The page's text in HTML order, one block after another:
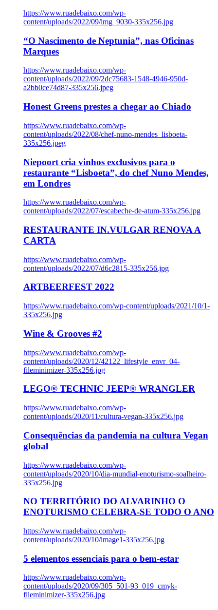
https://www.ruadebaixo.com/wp-
content/uploads/2022/09/img_9030-335x256.jpg
“O Nascimento de Neptunia”, nas Oficinas
Marques
https://www.ruadebaixo.com/wp-
content/uploads/2022/09/2dc75683-1548-4946-950d-
a2bb0ce74d87-335x256.jpeg
Honest Greens prestes a chegar ao Chiado
https://www.ruadebaixo.com/wp-
content/uploads/2022/08/chef-nuno-mendes_lisboeta-
335x256.jpeg
Niepoort cria vinhos exclusivos para o
restaurante “Lisboeta”, do chef Nuno Mendes,
em Londres
https://www.ruadebaixo.com/wp-
content/uploads/2022/07/escabeche-de-atum-335x256.jpg
RESTAURANTE IN.VULGAR RENOVA A
CARTA
https://www.ruadebaixo.com/wp-
content/uploads/2022/07/d6c2815-335x256.jpg
ARTBEERFEST 2022
https://www.ruadebaixo.com/wp-content/uploads/2021/10/1-
335x256.jpg
Wine & Grooves #2
https://www.ruadebaixo.com/wp-
content/uploads/2020/12/42122_lifestyle_envr_04-
fileminimizer-335x256.jpg
LEGO® TECHNIC JEEP® WRANGLER
https://www.ruadebaixo.com/wp-
content/uploads/2020/11/cultura-vegan-335x256.jpg
Consequências da pandemia na cultura Vegan
global
https://www.ruadebaixo.com/wp-
content/uploads/2020/10/dia-mundial-enoturismo-soalheiro-
335x256.jpg
NO TERRITÓRIO DO ALVARINHO O
ENOTURISMO CELEBRA-SE TODO O ANO
https://www.ruadebaixo.com/wp-
content/uploads/2020/10/image1-335x256.jpg
5 elementos essenciais para o bem-estar
https://www.ruadebaixo.com/wp-
content/uploads/2020/09/305_501-93_019_cmyk-
fileminimizer-335x256.jpg